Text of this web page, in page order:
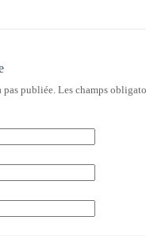
pas publiée. Les champs